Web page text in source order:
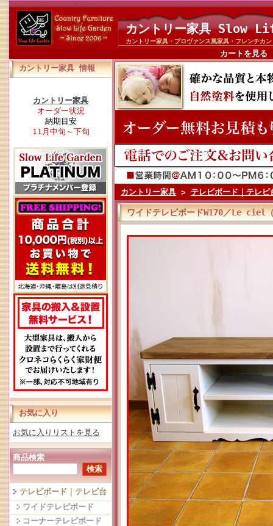
カントリー家具 Slow
カントリー家具・プロヴァンス風家具・フレンチカ
カートを見る
カントリー家具 情報
カントリー家具
オーダー状況
納期目安
11月中旬～下旬
お気に入り
お気に入りリストを見る
商品検索
テレビボード｜テレビ台
ワイドテレビボード
コーナーテレビボード
カントリー家具 > テレビボード｜テレビ
ワイドテレビボードW170／Le ciel